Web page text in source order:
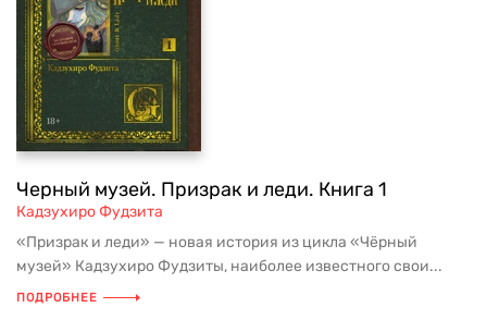
Черный музей. Призрак и леди. Книга 1
Кадзухиро Фудзита
«Призрак и леди» — новая история из цикла «Чёрный
музей» Кадзухиро Фудзиты, наиболее известного свои...
ПОДРОБНЕЕ